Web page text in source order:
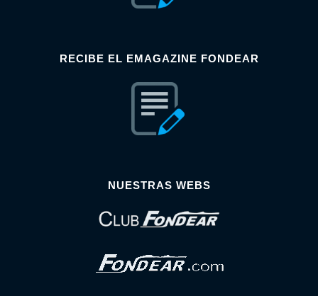
RECIBE EL EMAGAZINE FONDEAR
NUESTRAS WEBS